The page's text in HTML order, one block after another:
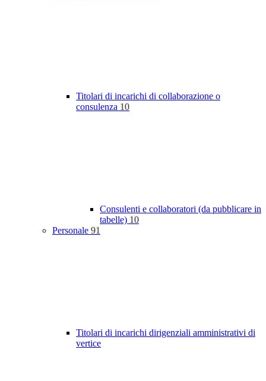
Titolari di incarichi di collaborazione o
consulenza 10
Consulenti e collaboratori (da pubblicare in
tabelle) 10
Personale 91
Titolari di incarichi dirigenziali amministrativi di
vertice